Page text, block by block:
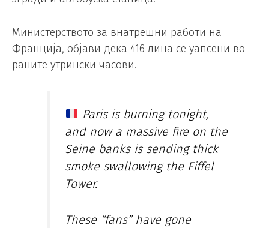
Министерството за внатрешни работи на
Франција, објави дека 416 лица се уапсени во
раните утрински часови.
Paris is burning tonight,
and now a massive fire on the
Seine banks is sending thick
smoke swallowing the Eiffel
Tower.
These “fans” have gone